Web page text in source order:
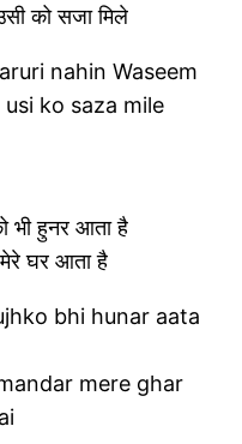
को सजा मिले
nahin Waseem
ko saza mile
भी हुनर आता है
घर आता है
bhi hunar aata
mere ghar